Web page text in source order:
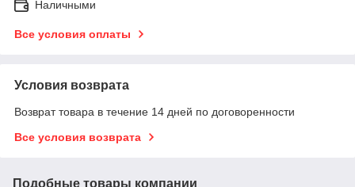
Наличными
Все условия оплаты
Условия возврата
Возврат товара в течение 14 дней по договоренности
Все условия возврата
Подобные товары компании